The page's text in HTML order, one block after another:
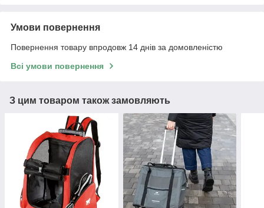
Умови повернення
Повернення товару впродовж 14 днів за домовленістю
Всі умови повернення
З цим товаром також замовляють